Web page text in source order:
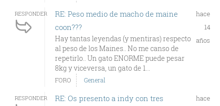
RESPONDER
RE: Peso medio de macho de maine
coon???
Hay tantas leyendas (y mentiras) respecto
al peso de los Maines.. No me canso de
repetirlo.. Un gato ENORME puede pesar
8kg y viceversa, un gato de 1...
hace
14
años
FORO General
RESPONDER
RE: Os presento a indy con tres
hace